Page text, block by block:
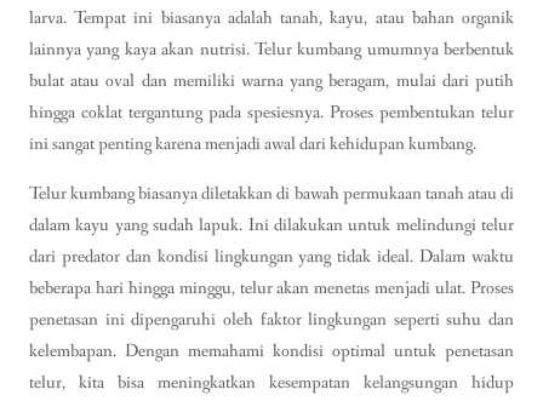
larva. Tempat ini biasanya adalah tanah, kayu, atau bahan organik
lainnya yang kaya akan nutrisi. Telur kumbang umumnya berbentuk
bulat atau oval dan memiliki warna yang beragam, mulai dari putih
hingga coklat tergantung pada spesiesnya. Proses pembentukan telur
ini sangat penting karena menjadi awal dari kehidupan kumbang.
Telur kumbang biasanya diletakkan di bawah permukaan tanah atau di
dalam kayu yang sudah lapuk. Ini dilakukan untuk melindungi telur
dari predator dan kondisi lingkungan yang tidak ideal. Dalam waktu
beberapa hari hingga minggu, telur akan menetas menjadi ulat. Proses
penetasan ini dipengaruhi oleh faktor lingkungan seperti suhu dan
kelembapan. Dengan memahami kondisi optimal untuk penetasan
telur, kita bisa meningkatkan kesempatan kelangsungan hidup